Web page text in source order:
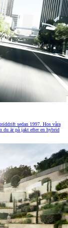
sedan 1997. Hos våra
du är på jakt efter en hybrid